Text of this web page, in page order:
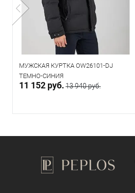
МУЖСКАЯ КУРТКА OW26101-DJ
ТЕМНО-СИНИЯ
11 152 руб. 13 940 руб.
Направить запрос
Под заказ
Таблица размеров